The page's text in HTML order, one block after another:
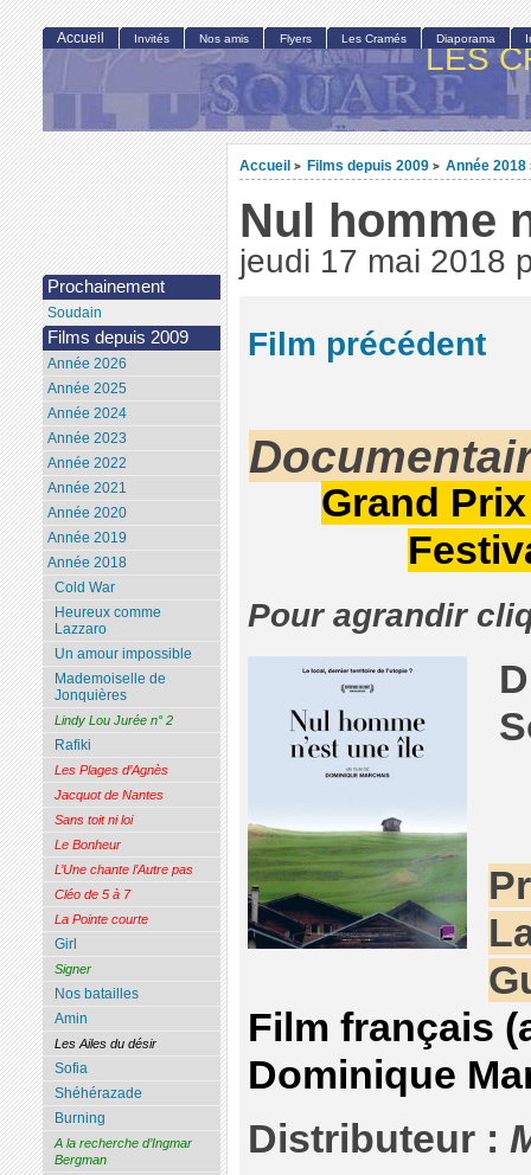
LES
Accueil > Films depuis 2009 > Année 2018
Nul homme
jeudi 17 mai 2018
Film précédent
Grand
Pour agrandir
Film français
Dominique
Distributeur :
Accueil Invités Nos amis Flyers Les Cramés Diaporama
Prochainement
Soudain
Films depuis 2009
Année 2026
Année 2025
Année 2024
Année 2023
Année 2022
Année 2021
Année 2020
Année 2019
Année 2018
Cold War
Heureux comme
Lazzaro
Un amour impossible
Mademoiselle de
Jonquières
Lindy Lou Jurée n° 2
Rafiki
Les Plages d’Agnès
Jacquot de Nantes
Sans toit ni loi
Le Bonheur
L’Une chante l’Autre pas
Cléo de 5 à 7
La Pointe courte
Girl
Signer
Nos batailles
Amin
Les Ailes du désir
Sofia
Shéhérazade
Burning
A la recherche d’Ingmar
Bergman